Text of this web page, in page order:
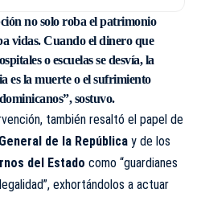
no solo roba el patrimonio
vidas. Cuando el dinero que
o escuelas se desvía, la
es la muerte o el sufrimiento
sostuvo.
también resaltó el papel de
de la República y de los
del Estado como “guardianes
exhortándolos a actuar